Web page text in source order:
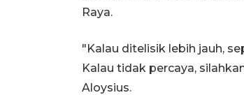
Raya.
"Kalau ditelisik lebih jauh,
Kalau tidak percaya,
Aloysius.